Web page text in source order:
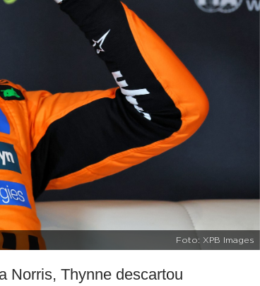
Foto: XPB Images
Norris, Thynne descartou